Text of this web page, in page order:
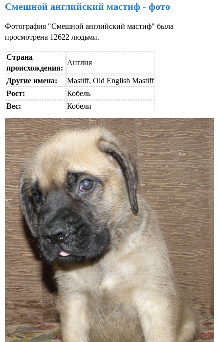
Смешной английский мастиф - фото
Фотография "Смешной английский мастиф" была
просмотрена 12622 людьми.
Страна
происхождения:
Англия
Другие имена:
Mastiff, Old English Mastiff
Рост:
Кобель
Вес:
Кобели